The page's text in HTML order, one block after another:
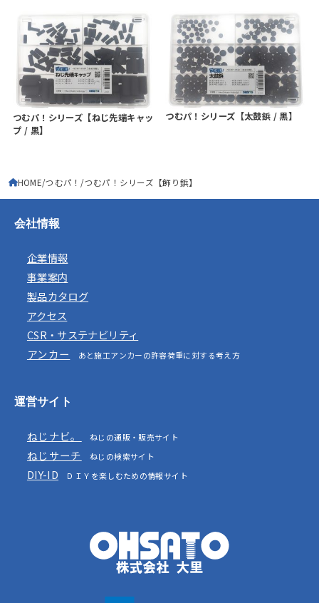
つむパ！シリーズ【ねじ先端キャッ
プ / 黒】
つむパ！シリーズ【太鼓鋲 / 黒】
HOME つむパ！ つむパ！シリーズ【飾り鋲】
会社情報
企業情報
事業案内
製品カタログ
アクセス
CSR・サステナビリティ
アンカー
あと施工アンカーの許容荷重に対する考え方
運営サイト
ねじナビ。 ねじの通販・販売サイト
ねじサーチ ねじの検索サイト
DIY-ID ＤＩＹを楽しむための情報サイト